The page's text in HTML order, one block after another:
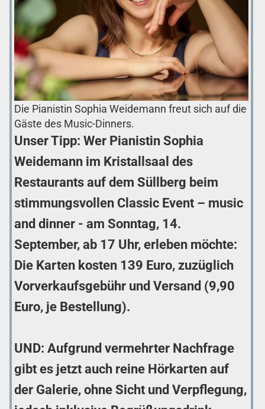
Die Pianistin Sophia Weidemann freut sich auf die
Gäste des Music-Dinners.
Unser Tipp: Wer Pianistin Sophia
Weidemann im Kristallsaal des
Restaurants auf dem Süllberg beim
stimmungsvollen Classic Event – music
and dinner - am Sonntag, 14.
September, ab 17 Uhr, erleben möchte:
Die Karten kosten 139 Euro, zuzüglich
Vorverkaufsgebühr und Versand (9,90
Euro, je Bestellung).
UND: Aufgrund vermehrter Nachfrage
gibt es jetzt auch reine Hörkarten auf
der Galerie, ohne Sicht und Verpflegung,